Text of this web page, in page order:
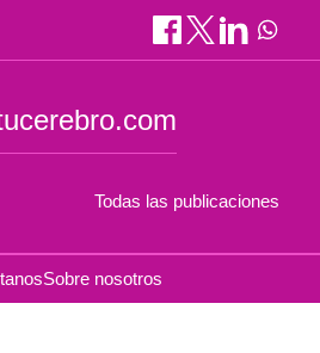
Todas las publicaciones
Sobre nosotros